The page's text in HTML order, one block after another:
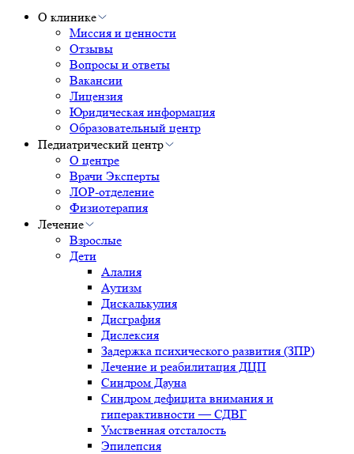
О клинике
Миссия и ценности
Отзывы
Вопросы и ответы
Вакансии
Лицензия
Юридическая информация
Образовательный центр
Педиатрический центр
О центре
Врачи Эксперты
ЛОР-отделение
Физиотерапия
Лечение
Взрослые
Дети
Алалия
Аутизм
Дискалькулия
Дисграфия
Дислексия
Задержка психического развития (ЗПР)
Лечение и реабилитация ДЦП
Синдром Дауна
Синдром дефицита внимания и
гиперактивности — СДВГ
Умственная отсталость
Эпилепсия